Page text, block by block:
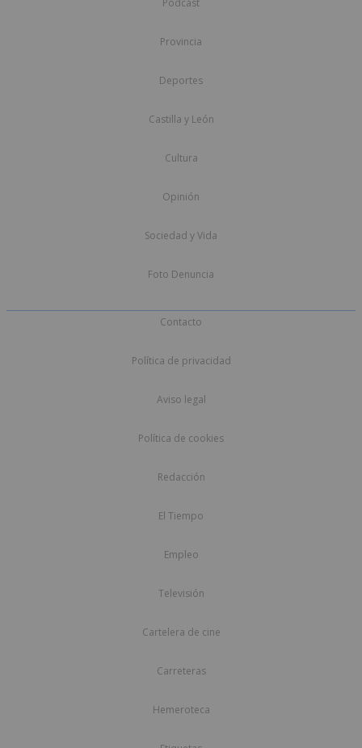
Provincia
Deportes
Castilla y León
Cultura
Opinión
Sociedad y Vida
Foto Denuncia
Contacto
Política de privacidad
Aviso legal
Política de cookies
Redacción
El Tiempo
Empleo
Televisión
Cartelera de cine
Carreteras
Hemeroteca